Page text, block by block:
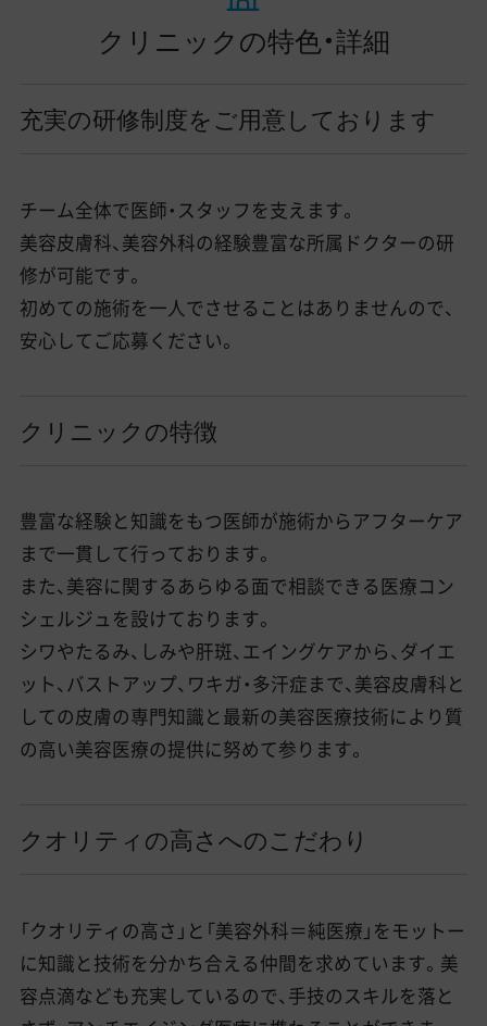
クリニックの特色・詳細
充実の研修制度をご用意しております
チーム全体で医師・スタッフを支えます。
美容皮膚科、美容外科の経験豊富な所属ドクターの研
修が可能です。
初めての施術を一人でさせることはありませんので、
安心してご応募ください。
クリニックの特徴
豊富な経験と知識をもつ医師が施術からアフターケア
まで一貫して行っております。
また、美容に関するあらゆる面で相談できる医療コン
シェルジュを設けております。
シワやたるみ、しみや肝斑、エイングケアから、ダイエ
ット、バストアップ、ワキガ・多汗症まで、美容皮膚科と
しての皮膚の専門知識と最新の美容医療技術により質
の高い美容医療の提供に努めて参ります。
クオリティの高さへのこだわり
「クオリティの高さ」と「美容外科＝純医療」をモットー
に知識と技術を分かち合える仲間を求めています。美
容点滴なども充実しているので、手技のスキルを落と